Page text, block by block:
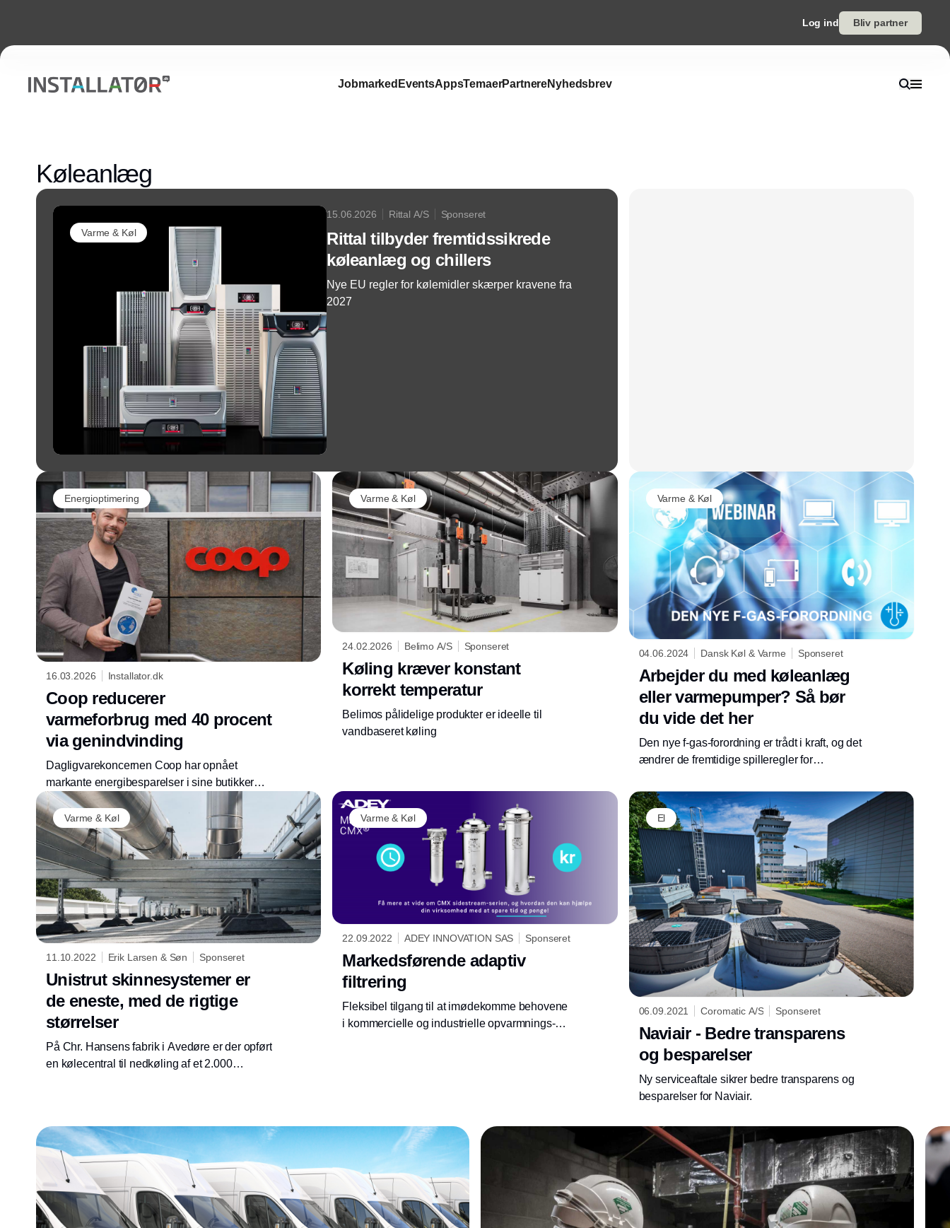
Log ind Bliv partner
Jobmarked EventsAppsTemaerPartnereNyhedsbrev
Køleanlæg
Varme & Køl
15.06.2026 Rittal A/S Sponseret
Rittal tilbyder fremtidssikrede
køleanlæg og chillers
Nye EU regler for kølemidler skærper kravene fra
2027
Energioptimering
16.03.2026 Installator.dk
Coop reducerer
varmeforbrug med 40 procent
via genindvinding
Dagligvarekoncernen Coop har opnået
markante energibesparelser i sine butikker
ved at genindvinde overskudsvarme fra
køleanlæg. Løsningen dækker i dag
størstedelen af butikkernes varmebehov og
har reduceret varmeforbruget med omkring 40
pct.
Varme & Køl
24.02.2026 Belimo A/S Sponseret
Køling kræver konstant
korrekt temperatur
Belimos pålidelige produkter er ideelle til
vandbaseret køling
Varme & Køl
04.06.2024 Dansk Køl & Varme Sponseret
Arbejder du med køleanlæg
eller varmepumper? Så bør
du vide det her
Den nye f-gas-forordning er trådt i kraft, og det
ændrer de fremtidige spilleregler for
Varme & Køl
11.10.2022 Erik Larsen & Søn Sponseret
Unistrut skinnesystemer er
de eneste, med de rigtige
størrelser
På Chr. Hansens fabrik i Avedøre er der opført
en kølecentral til nedkøling af et 2.000
på Unistrut skinner.
Varme & Køl
22.09.2022 ADEY INNOVATION SAS Sponseret
Markedsførende adaptiv
filtrering
Fleksibel tilgang til at imødekomme behovene
i kommercielle og industrielle opvarmnings-
El
06.09.2021 Coromatic A/S Sponseret
Naviair - Bedre transparens
og besparelser
Ny serviceaftale sikrer bedre transparens og
besparelser for Naviair.